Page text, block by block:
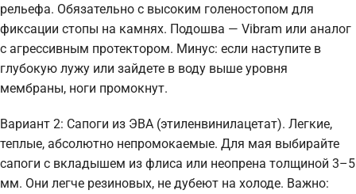
рельефа. Обязательно с высоким голеностопом для
фиксации стопы на камнях. Подошва — Vibram или аналог
с агрессивным протектором. Минус: если наступите в
глубокую лужу или зайдете в воду выше уровня
мембраны, ноги промокнут.
Вариант 2: Сапоги из ЭВА (этиленвинилацетат). Легкие,
теплые, абсолютно непромокаемые. Для мая выбирайте
сапоги с вкладышем из флиса или неопрена толщиной 3–5
мм. Они легче резиновых, не дубеют на холоде. Важно: